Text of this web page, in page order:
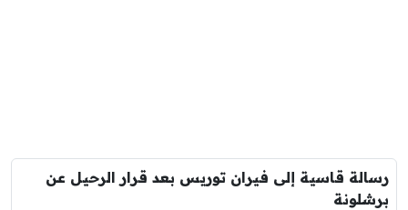
رسالة قاسية إلى فيران توريس بعد قرار الرحيل عن
برشلونة